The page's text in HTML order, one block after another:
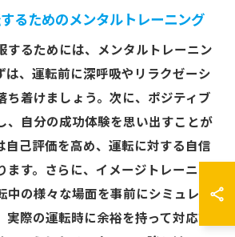
るためのメンタルトレーニング
するためには、メンタルトレーニン
は、運転前に深呼吸やリラクゼーシ
ち着けましょう。次に、ポジティブ
、自分の成功体験を思い出すことが
自己評価を高め、運転に対する自信
ます。さらに、イメージトレーニン
中の様々な場面を事前にシミュレー
実際の運転時に余裕を持って対応で